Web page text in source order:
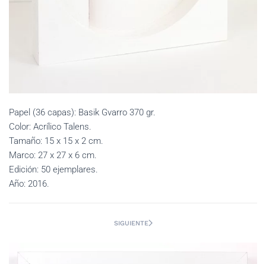
Papel (36 capas): Basik Gvarro 370 gr.
Color: Acrílico Talens.
Tamaño: 15 x 15 x 2 cm.
Marco: 27 x 27 x 6 cm.
Edición: 50 ejemplares.
Año: 2016.
SIGUIENTE